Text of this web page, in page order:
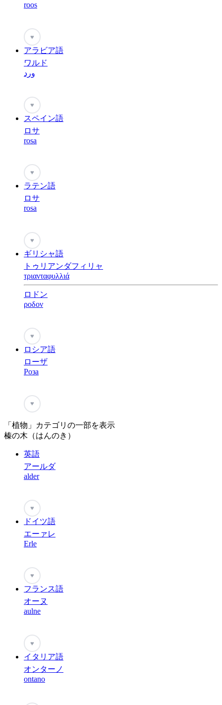
roos
♥
アラビア語
ワルド
ورد
♥
スペイン語
ロサ
rosa
♥
ラテン語
ロサ
rosa
♥
ギリシャ語
トゥリアンダフィリャ
τριανταφυλλιά
ロドン
ροδον
♥
ロシア語
ローザ
Роза
♥
「植物」カテゴリの一部を表示
榛の木（はんのき）
英語
アールダ
alder
♥
ドイツ語
エーァレ
Erle
♥
フランス語
オーヌ
aulne
♥
イタリア語
オンターノ
ontano